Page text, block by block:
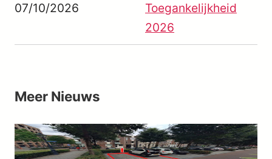
07/10/2026
Toegankelijkheid
2026
Meer Nieuws